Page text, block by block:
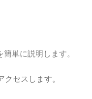
単に説明します。
セスします。